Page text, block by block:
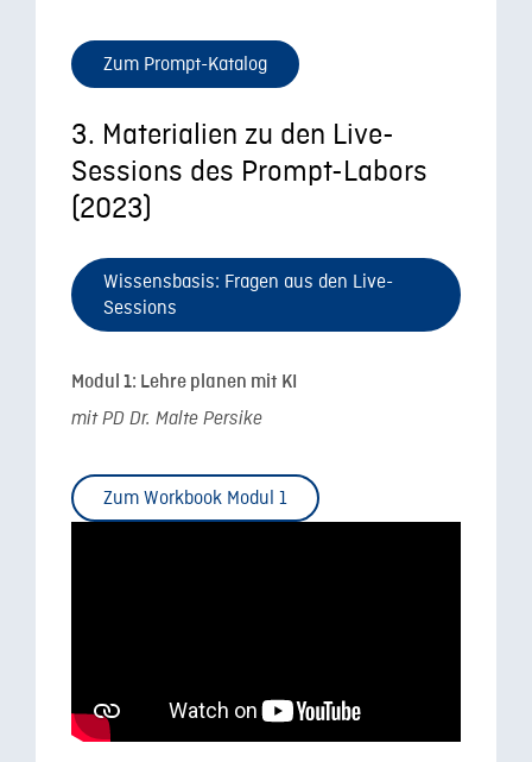
Zum Prompt-Katalog
3. Materialien zu den Live-
Sessions des Prompt-Labors
(2023)
Wissensbasis: Fragen aus den Live-
Sessions
Modul 1: Lehre planen mit KI
mit PD Dr. Malte Persike
Zum Workbook Modul 1